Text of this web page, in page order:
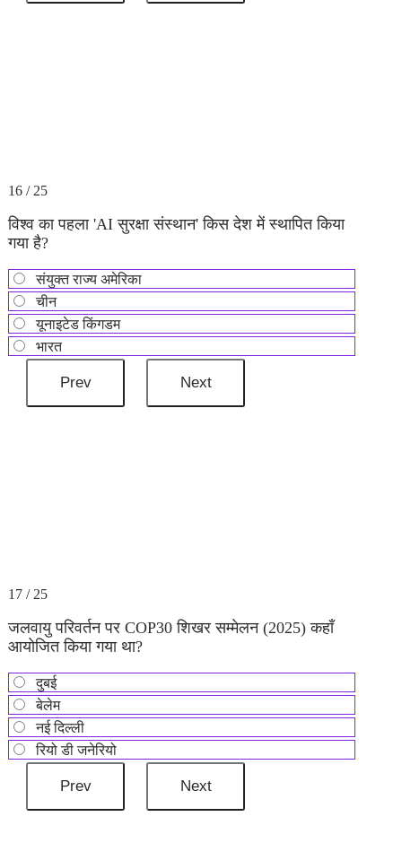
16 / 25
विश्व का पहला 'AI सुरक्षा संस्थान' किस देश में स्थापित किया
गया है?
संयुक्त राज्य अमेरिका
चीन
यूनाइटेड किंगडम
भारत
17 / 25
जलवायु परिवर्तन पर COP30 शिखर सम्मेलन (2025) कहाँ
आयोजित किया गया था?
दुबई
बेलेम
नई दिल्ली
रियो डी जनेरियो